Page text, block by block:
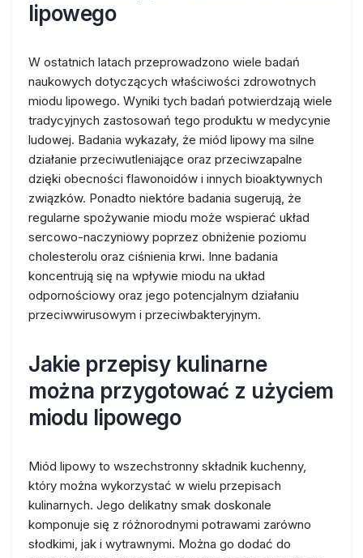
lipowego
W ostatnich latach przeprowadzono wiele badań
naukowych dotyczących właściwości zdrowotnych
miodu lipowego. Wyniki tych badań potwierdzają wiele
tradycyjnych zastosowań tego produktu w medycynie
ludowej. Badania wykazały, że miód lipowy ma silne
działanie przeciwutleniające oraz przeciwzapalne
dzięki obecności flawonoidów i innych bioaktywnych
związków. Ponadto niektóre badania sugerują, że
regularne spożywanie miodu może wspierać układ
sercowo-naczyniowy poprzez obniżenie poziomu
cholesterolu oraz ciśnienia krwi. Inne badania
koncentrują się na wpływie miodu na układ
odpornościowy oraz jego potencjalnym działaniu
przeciwwirusowym i przeciwbakteryjnym.
Jakie przepisy kulinarne
można przygotować z użyciem
miodu lipowego
Miód lipowy to wszechstronny składnik kuchenny,
który można wykorzystać w wielu przepisach
kulinarnych. Jego delikatny smak doskonale
komponuje się z różnorodnymi potrawami zarówno
słodkimi, jak i wytrawnymi. Można go dodać do